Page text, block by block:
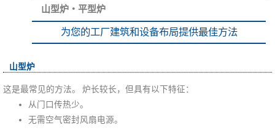
山型炉・平型炉
为您的工厂建筑和设备布局提供最佳方法
山型炉
这是最常见的方法。 炉长较长，但具有以下特征：
从门口传热少。
无需空气密封风扇电源。